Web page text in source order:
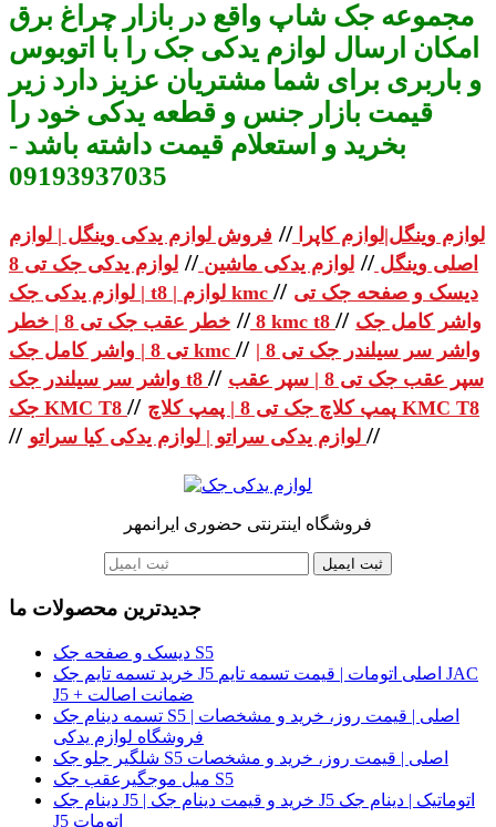
مجموعه جک شاپ واقع در بازار چراغ برق
امکان ارسال لوازم یدکی جک را با اتوبوس
و باربری برای شما مشتریان عزیز دارد زیر
قیمت بازار جنس و قطعه یدکی خود را
بخرید و استعلام قیمت داشته باشد -
09193937035
لوازم وینگل|لوازم کاپرا // فروش لوازم یدکی وینگل | لوازم
اصلی وینگل // لوازم یدکی ماشین //
لوازم یدکی جک تی 8
| لوازم یدکی جک t8 | لوازم kmc // دیسک و صفحه جک تی
8
// خطر عقب جک تی 8 | خطر kmc t8 // واشر کامل جک
تی 8 | واشر کامل جک kmc // واشر سر سیلندر جک تی 8 |
واشر سر سیلندر جک t8 // سپر عقب جک تی 8 | سپر عقب
جک KMC T8 // پمپ کلاچ جک تی 8 | پمپ کلاچ KMC T8
// //
فروشگاه اینترنتی حضوری ایرانمهر
ثبت ایمیل
جدیدترین محصولات ما
دیسک و صفحه جک S5
خرید تسمه تایم جک J5 اصلی اتومات | قیمت تسمه تایم JAC
J5 + ضمانت اصالت
تسمه دینام جک S5 اصلی | قیمت روز، خرید و مشخصات |
فروشگاه لوازم یدکی
شلگیر جلو جک S5 اصلی | قیمت روز، خرید و مشخصات
میل موجگیرعقب جک S5
دینام جک J5 | خرید و قیمت دینام جک J5 اتوماتیک | دینام جک
J5 اتومات